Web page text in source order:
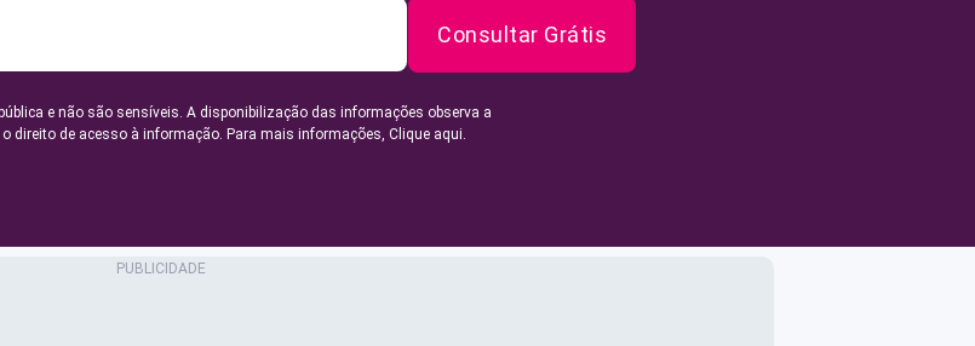
Consultar Grátis
e não são sensíveis. A disponibilização das informações observa a
o direito de acesso à informação. Para mais informações, Clique aqui.